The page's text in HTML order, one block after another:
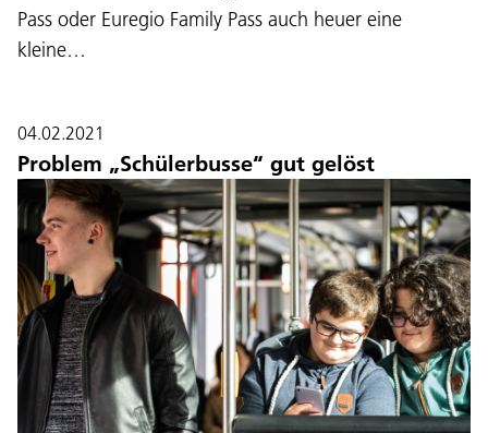
Pass oder Euregio Family Pass auch heuer eine
kleine…
04.02.2021
Problem „Schülerbusse“ gut gelöst